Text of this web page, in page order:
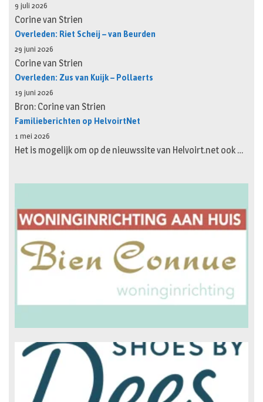
9 juli 2026
Corine van Strien
Overleden: Riet Scheij – van Beurden
29 juni 2026
Corine van Strien
Overleden: Zus van Kuijk – Pollaerts
19 juni 2026
Bron: Corine van Strien
Familieberichten op HelvoirtNet
1 mei 2026
Het is mogelijk om op de nieuwssite van Helvoirt.net ook …